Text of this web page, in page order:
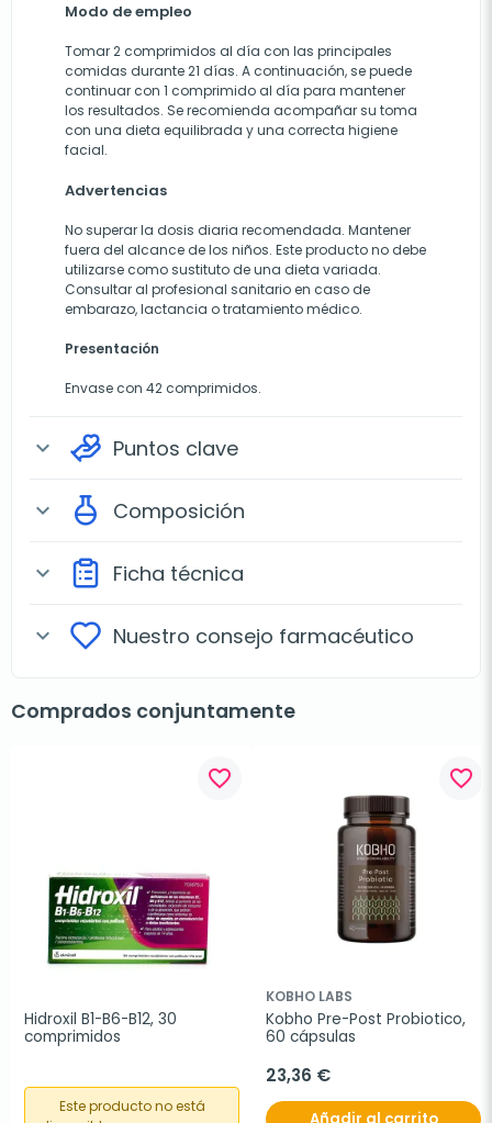
Modo de empleo
Tomar 2 comprimidos al día con las principales
comidas durante 21 días. A continuación, se puede
continuar con 1 comprimido al día para mantener
los resultados. Se recomienda acompañar su toma
con una dieta equilibrada y una correcta higiene
facial.
Advertencias
No superar la dosis diaria recomendada. Mantener
fuera del alcance de los niños. Este producto no debe
utilizarse como sustituto de una dieta variada.
Consultar al profesional sanitario en caso de
embarazo, lactancia o tratamiento médico.
Presentación
Envase con 42 comprimidos.
expand_more Puntos clave
expand_more Composición
expand_more Ficha técnica
expand_more Nuestro consejo farmacéutico
Comprados conjuntamente
favorite_border
Hidroxil B1-B6-B12, 30
comprimidos
Este producto no está
favorite_border
KOBHO LABS
Kobho Pre-Post Probiotico,
60 cápsulas
23,36 €